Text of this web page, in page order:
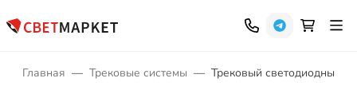
Главная Трековые системы Трековый светодиодный